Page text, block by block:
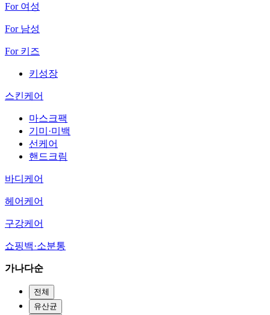
For 여성
For 남성
For 키즈
키성장
스킨케어
마스크팩
기미·미백
선케어
핸드크림
바디케어
헤어케어
구강케어
쇼핑백·소분통
가나다순
전체
유산균